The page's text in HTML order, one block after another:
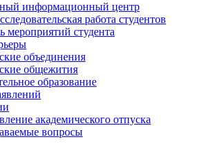
информационный центр
работа студентов
мероприятий студента
объединения
общежития
образование
академического отпуска
вопросы